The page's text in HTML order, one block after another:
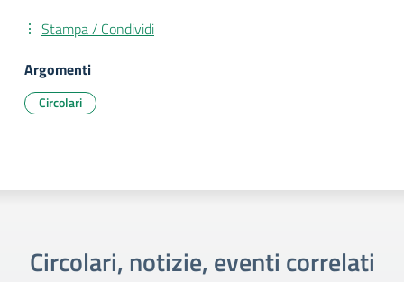
Stampa / Condividi
Argomenti
Circolari
Circolari, notizie, eventi correlati